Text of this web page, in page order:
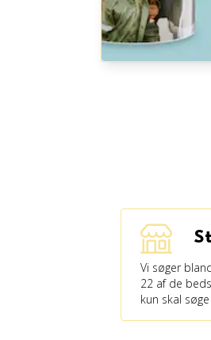
Vi søger
22 af de
kun skal